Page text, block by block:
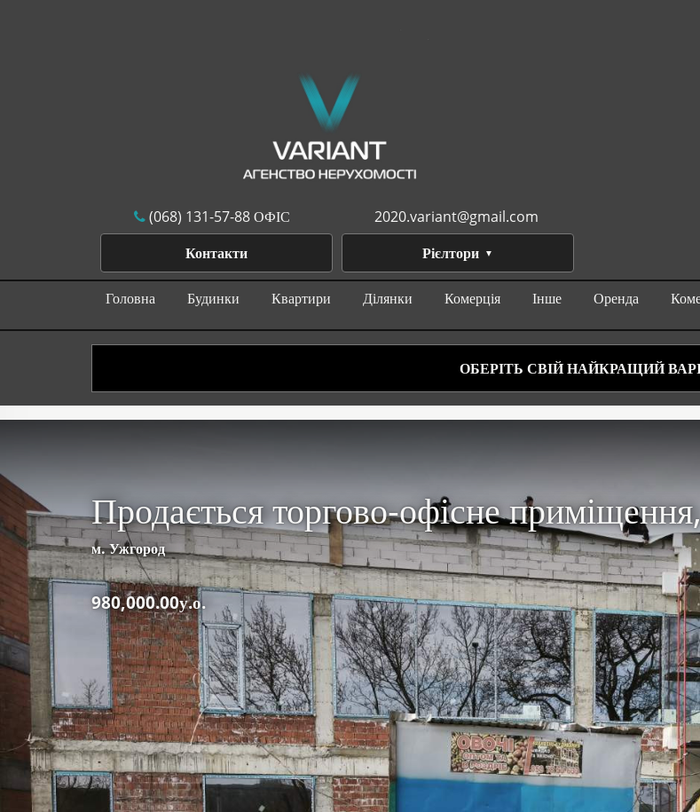
(068) 131-57-88 ОФІС
2020.variant@gmail.com
Контакти
Рієлтори
Головна Будинки Квартири Ділянки Комерція Інше Оренда
ОБЕРІТЬ СВІЙ НАЙКРАЩИЙ
Продається торгово-офісне
м. Ужгород
980,000.00у.о.